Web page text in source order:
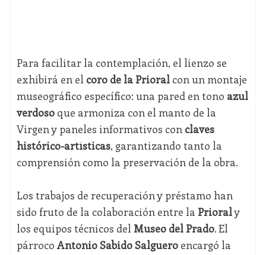
Para facilitar la contemplación, el lienzo se
exhibirá en el coro de la Prioralcon un montaje
museográfico específico: una pared en tono azul
verdosoque armoniza con el manto de la
Virgen y paneles informativos con claves
histórico-artísticas, garantizando tanto la
comprensión como la preservación de la obra.
Los trabajos de recuperación y préstamo han
sido fruto de la colaboración entre la Prioraly
los equipos técnicos del Museo del Prado. El
párroco Antonio Sabido Salgueroencargó la